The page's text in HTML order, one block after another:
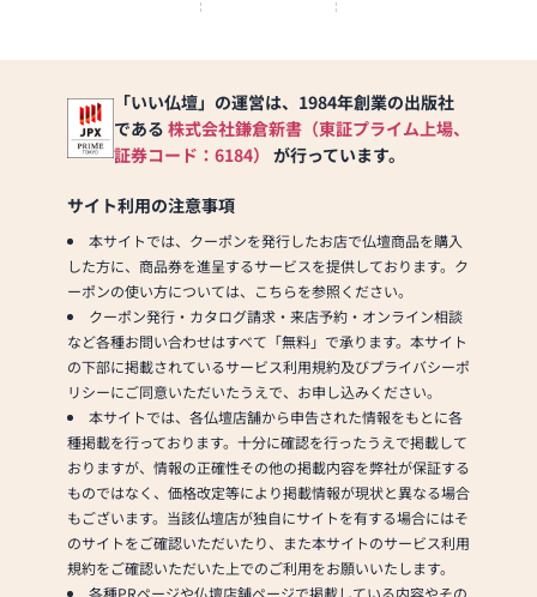
「いい仏壇」の運営は、1984年創業の出版社
である 株式会社鎌倉新書（東証プライム上場、
証券コード：6184） が行っています。
サイト利用の注意事項
本サイトでは、クーポンを発行したお店で仏壇商品を購入
した方に、商品券を進呈するサービスを提供しております。ク
ーポンの使い方については、こちらを参照ください。
クーポン発行・カタログ請求・来店予約・オンライン相談
など各種お問い合わせはすべて「無料」で承ります。本サイト
の下部に掲載されているサービス利用規約及びプライバシーポ
リシーにご同意いただいたうえで、お申し込みください。
本サイトでは、各仏壇店舗から申告された情報をもとに各
種掲載を行っております。十分に確認を行ったうえで掲載して
おりますが、情報の正確性その他の掲載内容を弊社が保証する
ものではなく、価格改定等により掲載情報が現状と異なる場合
もございます。当該仏壇店が独自にサイトを有する場合にはそ
のサイトをご確認いただいたり、また本サイトのサービス利用
規約をご確認いただいた上でのご利用をお願いいたします。
各種PRページや仏壇店舗ページで掲載している内容やその